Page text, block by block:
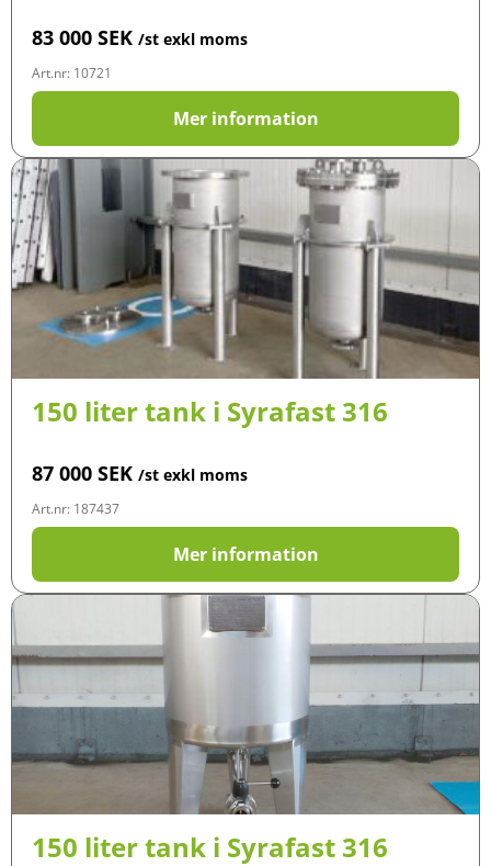
83 000 SEK /st exkl moms
Art.nr: 10721
Mer information
150 liter tank i Syrafast 316
87 000 SEK /st exkl moms
Art.nr: 187437
Mer information
150 liter tank i Syrafast 316